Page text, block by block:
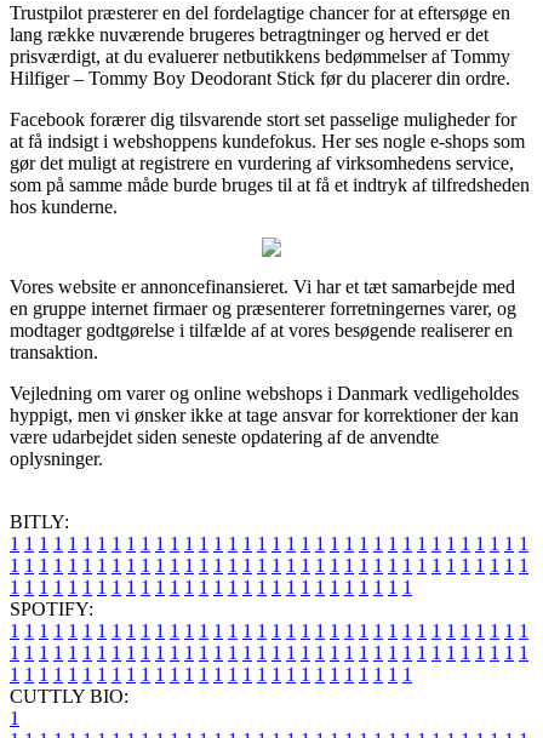
Trustpilot præsterer en del fordelagtige chancer for at eftersøge en
lang række nuværende brugeres betragtninger og herved er det
prisværdigt, at du evaluerer netbutikkens bedømmelser af Tommy
Hilfiger – Tommy Boy Deodorant Stick før du placerer din ordre.
Facebook forærer dig tilsvarende stort set passelige muligheder for
at få indsigt i webshoppens kundefokus. Her ses nogle e-shops som
gør det muligt at registrere en vurdering af virksomhedens service,
som på samme måde burde bruges til at få et indtryk af tilfredsheden
hos kunderne.
Vores website er annoncefinansieret. Vi har et tæt samarbejde med
en gruppe internet firmaer og præsenterer forretningernes varer, og
modtager godtgørelse i tilfælde af at vores besøgende realiserer en
transaktion.
Vejledning om varer og online webshops i Danmark vedligeholdes
hyppigt, men vi ønsker ikke at tage ansvar for korrektioner der kan
være udarbejdet siden seneste opdatering af de anvendte
oplysninger.
BITLY:
1 1 1 1 1 1 1 1 1 1 1 1 1 1 1 1 1 1 1 1 1 1 1 1 1 1 1 1 1 1 1 1 1 1 1 1
1 1 1 1 1 1 1 1 1 1 1 1 1 1 1 1 1 1 1 1 1 1 1 1 1 1 1 1 1 1 1 1 1 1 1 1
1 1 1 1 1 1 1 1 1 1 1 1 1 1 1 1 1 1 1 1 1 1 1 1 1 1 1 1
SPOTIFY:
1 1 1 1 1 1 1 1 1 1 1 1 1 1 1 1 1 1 1 1 1 1 1 1 1 1 1 1 1 1 1 1 1 1 1 1
1 1 1 1 1 1 1 1 1 1 1 1 1 1 1 1 1 1 1 1 1 1 1 1 1 1 1 1 1 1 1 1 1 1 1 1
1 1 1 1 1 1 1 1 1 1 1 1 1 1 1 1 1 1 1 1 1 1 1 1 1 1 1 1
CUTTLY BIO:
1